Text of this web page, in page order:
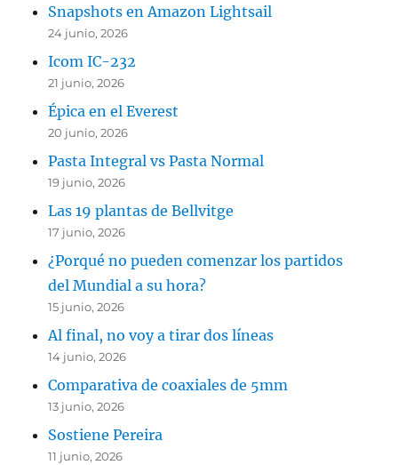
Snapshots en Amazon Lightsail
24 junio, 2026
Icom IC-232
21 junio, 2026
Épica en el Everest
20 junio, 2026
Pasta Integral vs Pasta Normal
19 junio, 2026
Las 19 plantas de Bellvitge
17 junio, 2026
¿Porqué no pueden comenzar los partidos
del Mundial a su hora?
15 junio, 2026
Al final, no voy a tirar dos líneas
14 junio, 2026
Comparativa de coaxiales de 5mm
13 junio, 2026
Sostiene Pereira
11 junio, 2026